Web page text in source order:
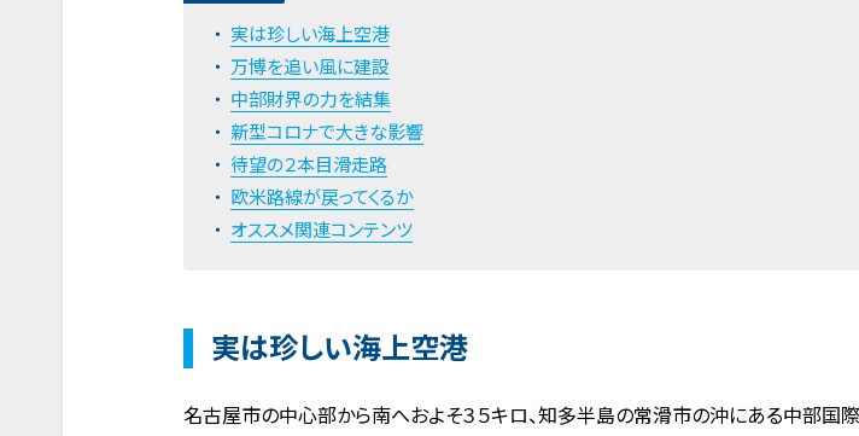
実は珍しい海上空港
万博を追い風に建設
中部財界の力を結集
新型コロナで大きな影響
待望の２本目滑走路
欧米路線が戻ってくるか
オススメ関連コンテンツ
実は珍しい海上空港
名古屋市の中心部から南へおよそ３５キロ、知多半島の常滑市の沖にある中部国際